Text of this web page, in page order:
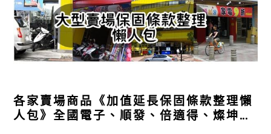
各家賣場商品《加值延長保固條款整理懶
人包》全國電子、順發、倍適得、燦坤…